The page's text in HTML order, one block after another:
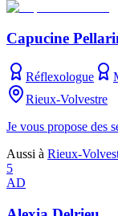
Capucine
Réflexologue
Rieux-Volvestre
Je vous propose des
Aussi à Rieux-
5
AD